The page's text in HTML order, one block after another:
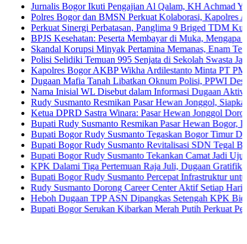
Jurnalis Bogor Ikuti Pengajian Al Qalam, KH Achmad Yaudin
Polres Bogor dan BMSN Perkuat Kolaborasi, Kapolres Ajak
Perkuat Sinergi Perbatasan, Panglima 9 Briged TDM Kunjungi
BPJS Kesehatan: Peserta Membayar di Muka, Mengapa Masih
Skandal Korupsi Minyak Pertamina Memanas, Enam Tersangka
Polisi Selidiki Temuan 995 Senjata di Sekolah Swasta Jakarta
Kapolres Bogor AKBP Wikha Ardilestanto Minta PT PMC
Dugaan Mafia Tanah Libatkan Oknum Polisi, PPWI Desak
Nama Inisial WL Disebut dalam Informasi Dugaan Aktivitas di
Rudy Susmanto Resmikan Pasar Hewan Jonggol, Siapkan
Ketua DPRD Sastra Winara: Pasar Hewan Jonggol Dorong
Bupati Rudy Susmanto Resmikan Pasar Hewan Bogor,
Bupati Bogor Rudy Susmanto Tegaskan Bogor Timur Disiapkan
Bupati Bogor Rudy Susmanto Revitalisasi SDN Tegal Benteng,
Bupati Bogor Rudy Susmanto Tekankan Camat Jadi Ujung
KPK Dalami Tiga Pertemuan Raja Juli, Dugaan Gratifikasi
Bupati Bogor Rudy Susmanto Percepat Infrastruktur untuk
Rudy Susmanto Dorong Career Center Aktif Setiap Hari Perluas
Heboh Dugaan TPP ASN Dipangkas Setengah KPK Bidik
Bupati Bogor Serukan Kibarkan Merah Putih Perkuat Persatuan